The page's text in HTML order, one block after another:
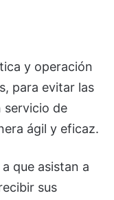
y operación
para evitar las
servicio de
ágil y eficaz.
que asistan a
sus